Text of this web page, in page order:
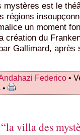
mystères est le
régions
un moment
création du
Gallimard,
Federico •
villa des